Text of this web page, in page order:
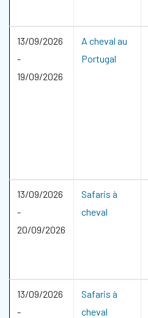
13/09/2026
-
19/09/2026
A cheval au
Portugal
13/09/2026
-
20/09/2026
Safaris à
cheval
13/09/2026
-
Safaris à
cheval